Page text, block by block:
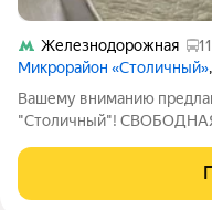
Железнодорожная
Микрорайон «Столичный»
Вашему вниманию
"Столичный"!
балконом; - Выполнен
застройщика), новая